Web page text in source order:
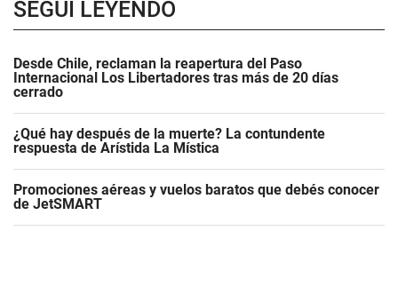
SEGUÍ LEYENDO
Desde Chile, reclaman la reapertura del Paso
Internacional Los Libertadores tras más de 20 días
cerrado
¿Qué hay después de la muerte? La contundente
respuesta de Arístida La Mística
Promociones aéreas y vuelos baratos que debés conocer
de JetSMART